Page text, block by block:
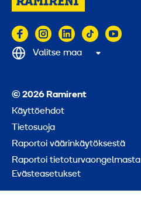
© 2026 Ramirent
Käyttöehdot
Tietosuoja
Raportoi väärinkäytöksestä
Raportoi tietoturvaongelmasta
Evästeasetukset
Valitse maa